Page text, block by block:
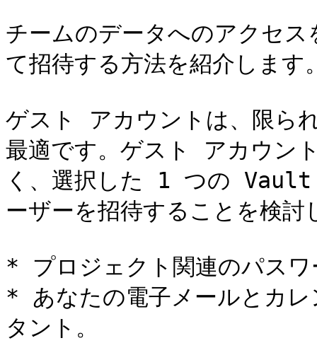
チームのデータへのアクセ
て招待する方法を紹介します
ゲスト アカウントは、限ら
最適です。ゲスト アカウ
く、選択した 1 つの Vault
ーザーを招待することを検討
* プロジェクト関連のパス
* あなたの電子メールとカレ
タント。